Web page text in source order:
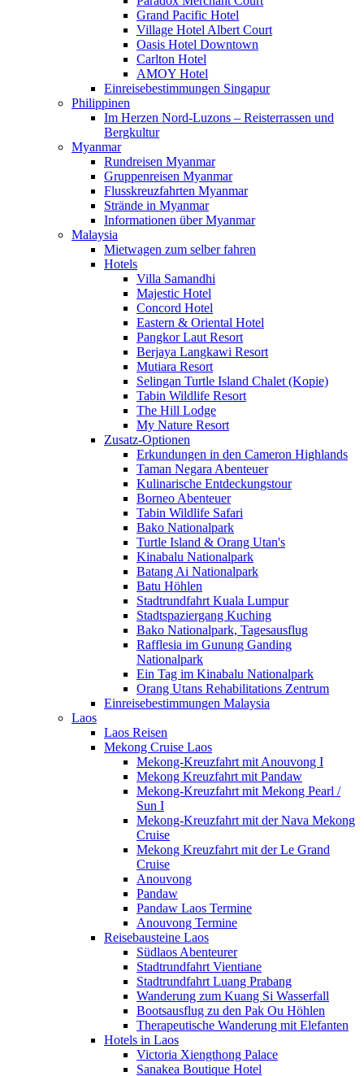
Grand Pacific Hotel
Village Hotel Albert Court
Oasis Hotel Downtown
Carlton Hotel
AMOY Hotel
Einreisebestimmungen Singapur
Philippinen
Im Herzen Nord-Luzons – Reisterrassen und
Bergkultur
Myanmar
Rundreisen Myanmar
Gruppenreisen Myanmar
Flusskreuzfahrten Myanmar
Strände in Myanmar
Informationen über Myanmar
Malaysia
Mietwagen zum selber fahren
Hotels
Villa Samandhi
Majestic Hotel
Concord Hotel
Eastern & Oriental Hotel
Pangkor Laut Resort
Berjaya Langkawi Resort
Mutiara Resort
Selingan Turtle Island Chalet (Kopie)
Tabin Wildlife Resort
The Hill Lodge
My Nature Resort
Zusatz-Optionen
Erkundungen in den Cameron Highlands
Taman Negara Abenteuer
Kulinarische Entdeckungstour
Borneo Abenteuer
Tabin Wildlife Safari
Bako Nationalpark
Turtle Island & Orang Utan's
Kinabalu Nationalpark
Batang Ai Nationalpark
Batu Höhlen
Stadtrundfahrt Kuala Lumpur
Stadtspaziergang Kuching
Bako Nationalpark, Tagesausflug
Rafflesia im Gunung Ganding
Nationalpark
Ein Tag im Kinabalu Nationalpark
Orang Utans Rehabilitations Zentrum
Einreisebestimmungen Malaysia
Laos
Laos Reisen
Mekong Cruise Laos
Mekong-Kreuzfahrt mit Anouvong I
Mekong Kreuzfahrt mit Pandaw
Mekong-Kreuzfahrt mit Mekong Pearl /
Sun I
Mekong-Kreuzfahrt mit der Nava Mekong
Cruise
Mekong Kreuzfahrt mit der Le Grand
Cruise
Anouvong
Pandaw
Pandaw Laos Termine
Anouvong Termine
Reisebausteine Laos
Südlaos Abenteurer
Stadtrundfahrt Vientiane
Stadtrundfahrt Luang Prabang
Wanderung zum Kuang Si Wasserfall
Bootsausflug zu den Pak Ou Höhlen
Therapeutische Wanderung mit Elefanten
Hotels in Laos
Victoria Xiengthong Palace
Sanakea Boutique Hotel